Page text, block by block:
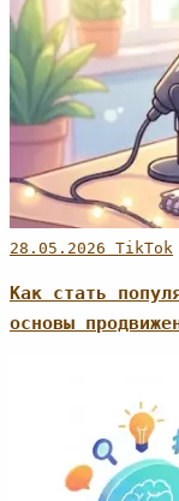
28.05.2026 TikTok
Как стать
основы